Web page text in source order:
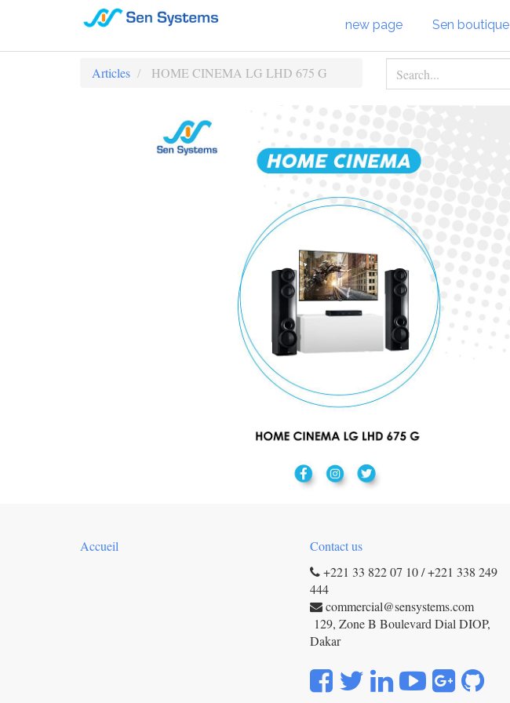
new page Sen boutique
Articles HOME CINEMA LG LHD 675 G
Accueil
Contact us
+221 33 822 07 10 / +221 338 249
444
commercial@sensystems.com
129, Zone B Boulevard Dial DIOP,
Dakar